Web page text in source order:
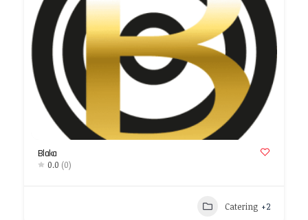
Blaka
0.0 (0)
Catering +2